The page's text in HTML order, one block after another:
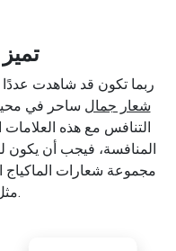
ربما تكون قد شاهدت عددًا
شعار جمال ساحر في
التنافس مع هذه العلامات
المنافسة، فيجب أن يكون
مجموعة شعارات الماكياج
مثل هذا الشعار.